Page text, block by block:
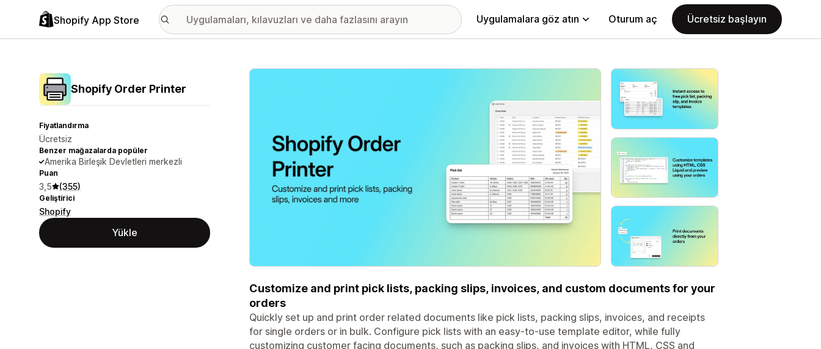
Shopify App Store Uygulamalara göz atın Oturum aç Ücretsiz başlayın
Shopify Order Printer
Fiyatlandırma
Ücretsiz
Benzer mağazalarda popüler
Amerika Birleşik Devletleri merkezli
Puan
3,5 (355)
Geliştirici
Shopify
Yükle
Öne çıkan görsel galerisi
Customize and print pick lists, packing slips, invoices, and custom documents for your
orders
Quickly set up and print order related documents like pick lists, packing slips, invoices, and receipts
for single orders or in bulk. Configure pick lists with an easy-to-use template editor, while fully
customizing customer facing documents, such as packing slips, and invoices with HTML, CSS and